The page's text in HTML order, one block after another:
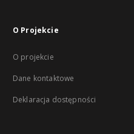
O Projekcie
O projekcie
Dane kontaktowe
Deklaracja dostępności